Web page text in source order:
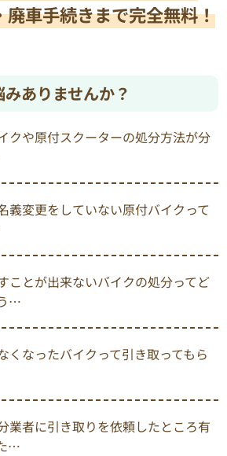
廃車手続きまで完全無料！
ありませんか？
クや原付スクーターの処分方法が分
義変更をしていない原付バイクって
ことが出来ないバイクの処分ってど
…
くなったバイクって引き取ってもら
業者に引き取りを依頼したところ有
…